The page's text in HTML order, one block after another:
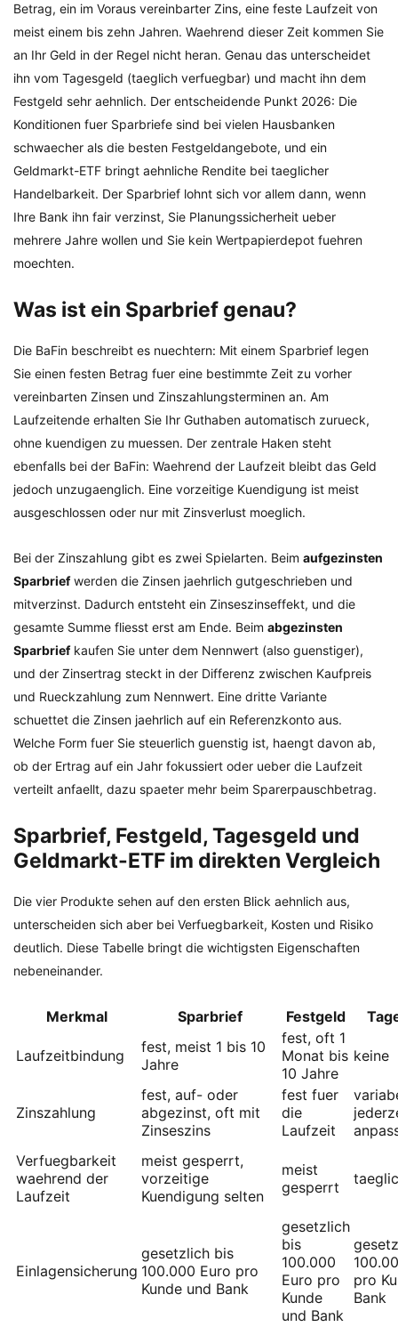
Betrag, ein im Voraus vereinbarter Zins, eine feste Laufzeit von
meist einem bis zehn Jahren. Waehrend dieser Zeit kommen Sie
an Ihr Geld in der Regel nicht heran. Genau das unterscheidet
ihn vom Tagesgeld (taeglich verfuegbar) und macht ihn dem
Festgeld sehr aehnlich. Der entscheidende Punkt 2026: Die
Konditionen fuer Sparbriefe sind bei vielen Hausbanken
schwaecher als die besten Festgeldangebote, und ein
Geldmarkt-ETF bringt aehnliche Rendite bei taeglicher
Handelbarkeit. Der Sparbrief lohnt sich vor allem dann, wenn
Ihre Bank ihn fair verzinst, Sie Planungssicherheit ueber
mehrere Jahre wollen und Sie kein Wertpapierdepot fuehren
moechten.
Was ist ein Sparbrief genau?
Die BaFin beschreibt es nuechtern: Mit einem Sparbrief legen
Sie einen festen Betrag fuer eine bestimmte Zeit zu vorher
vereinbarten Zinsen und Zinszahlungsterminen an. Am
Laufzeitende erhalten Sie Ihr Guthaben automatisch zurueck,
ohne kuendigen zu muessen. Der zentrale Haken steht
ebenfalls bei der BaFin: Waehrend der Laufzeit bleibt das Geld
jedoch unzugaenglich. Eine vorzeitige Kuendigung ist meist
ausgeschlossen oder nur mit Zinsverlust moeglich.
Bei der Zinszahlung gibt es zwei Spielarten. Beim aufgezinsten
Sparbriefwerden die Zinsen jaehrlich gutgeschrieben und
mitverzinst. Dadurch entsteht ein Zinseszinseffekt, und die
gesamte Summe fliesst erst am Ende. Beim abgezinsten
Sparbriefkaufen Sie unter dem Nennwert (also guenstiger),
und der Zinsertrag steckt in der Differenz zwischen Kaufpreis
und Rueckzahlung zum Nennwert. Eine dritte Variante
schuettet die Zinsen jaehrlich auf ein Referenzkonto aus.
Welche Form fuer Sie steuerlich guenstig ist, haengt davon ab,
ob der Ertrag auf ein Jahr fokussiert oder ueber die Laufzeit
verteilt anfaellt, dazu spaeter mehr beim Sparerpauschbetrag.
Sparbrief, Festgeld, Tagesgeld und
Geldmarkt-ETF im direkten Vergleich
Die vier Produkte sehen auf den ersten Blick aehnlich aus,
unterscheiden sich aber bei Verfuegbarkeit, Kosten und Risiko
deutlich. Diese Tabelle bringt die wichtigsten Eigenschaften
nebeneinander.
Merkmal Sparbrief Festgeld
Laufzeitbindung
fest, meist 1 bis 10
Jahre
fest, oft 1
Monat bis
10 Jahre
keine
Zinszahlung
fest, auf- oder
abgezinst, oft mit
Zinseszins
fest fuer
die
Laufzeit
Verfuegbarkeit
waehrend der
Laufzeit
meist gesperrt,
vorzeitige
Kuendigung selten
meist
gesperrt
Einlagensicherung
gesetzlich bis
100.000 Euro pro
Kunde und Bank
gesetzlich
bis
100.000
Euro pro
Kunde
und Bank
pro
Bank